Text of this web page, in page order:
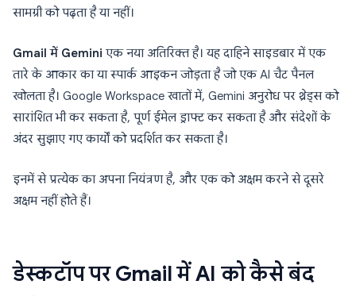
सामग्री को पढ़ता है या नहीं।
Gmail में Gemini एक नया अतिरिक्त है। यह दाहिने साइडबार में एक
तारे के आकार का या स्पार्क आइकन जोड़ता है जो एक AI चैट पैनल
खोलता है। Google Workspace खातों में, Gemini अनुरोध पर थ्रेड्स को
सारांशित भी कर सकता है, पूर्ण ईमेल ड्राफ्ट कर सकता है और संदेशों के
अंदर सुझाए गए कार्यों को प्रदर्शित कर सकता है।
इनमें से प्रत्येक का अपना नियंत्रण है, और एक को अक्षम करने से दूसरे
अक्षम नहीं होते हैं।
डेस्कटॉप पर Gmail में AI को कैसे बंद